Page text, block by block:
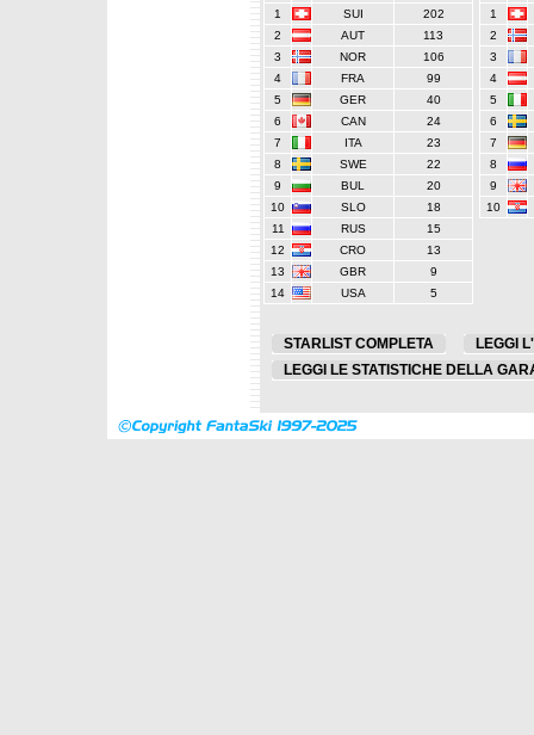
1
SUI
202
2
AUT
113
3
NOR
106
4
FRA
99
5
GER
40
6
CAN
24
7
ITA
23
8
SWE
22
9
BUL
20
10
SLO
18
11
RUS
15
12
CRO
13
13
GBR
9
14
USA 5
1
2
3
4
5
6
7
8
9
10
STARLIST COMPLETA
LEGGI
LEGGI LE STATISTICHE DELLA